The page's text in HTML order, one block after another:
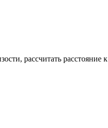
рассчитать